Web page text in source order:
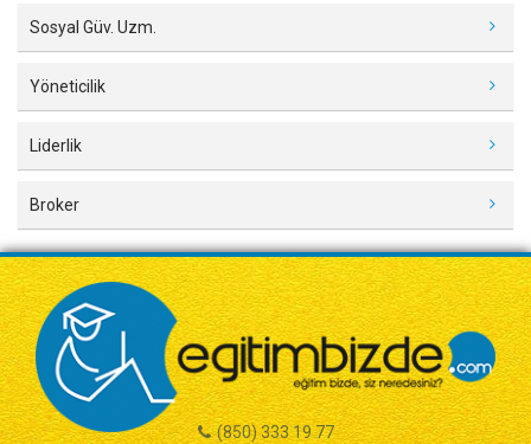
Sosyal Güv. Uzm.
Yöneticilik
Liderlik
Broker
(850) 333 19 77